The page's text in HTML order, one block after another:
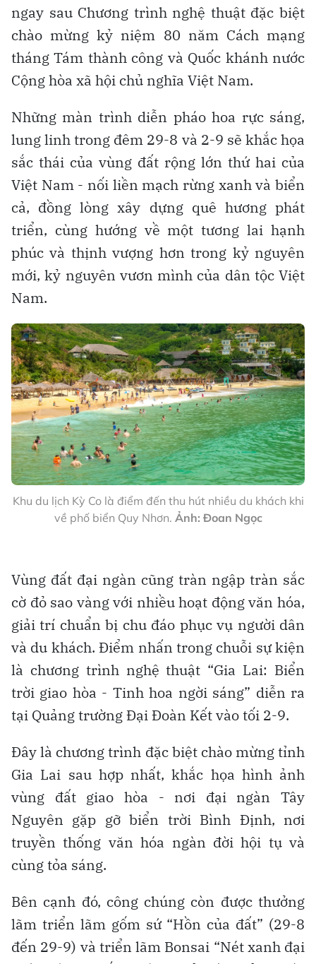
ngay sau Chương trình nghệ thuật đặc biệt
chào mừng kỷ niệm 80 năm Cách mạng
tháng Tám thành công và Quốc khánh nước
Cộng hòa xã hội chủ nghĩa Việt Nam.
Những màn trình diễn pháo hoa rực sáng,
lung linh trong đêm 29-8 và 2-9 sẽ khắc họa
sắc thái của vùng đất rộng lớn thứ hai của
Việt Nam - nối liền mạch rừng xanh và biển
cả, đồng lòng xây dựng quê hương phát
triển, cùng hướng về một tương lai hạnh
phúc và thịnh vượng hơn trong kỷ nguyên
mới, kỷ nguyên vươn mình của dân tộc Việt
Nam.
Khu du lịch Kỳ Co là điểm đến thu hút nhiều du khách khi
về phố biển Quy Nhơn. Ảnh: Đoan Ngọc
Vùng đất đại ngàn cũng tràn ngập tràn sắc
cờ đỏ sao vàng với nhiều hoạt động văn hóa,
giải trí chuẩn bị chu đáo phục vụ người dân
và du khách. Điểm nhấn trong chuỗi sự kiện
là chương trình nghệ thuật “Gia Lai: Biển
trời giao hòa - Tinh hoa ngời sáng” diễn ra
tại Quảng trường Đại Đoàn Kết vào tối 2-9.
Đây là chương trình đặc biệt chào mừng tỉnh
Gia Lai sau hợp nhất, khắc họa hình ảnh
vùng đất giao hòa - nơi đại ngàn Tây
Nguyên gặp gỡ biển trời Bình Định, nơi
truyền thống văn hóa ngàn đời hội tụ và
cùng tỏa sáng.
Bên cạnh đó, công chúng còn được thưởng
lãm triển lãm gốm sứ “Hồn của đất” (29-8
đến 29-9) và triển lãm Bonsai “Nét xanh đại